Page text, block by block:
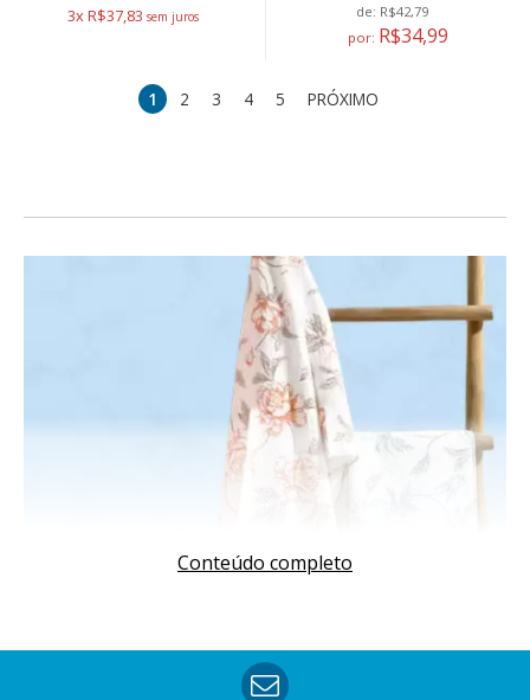
3x R$37,83 de: R$42,79
por: R$34,99
1 2 3 4 5 PRÓXIMO
Conteúdo completo